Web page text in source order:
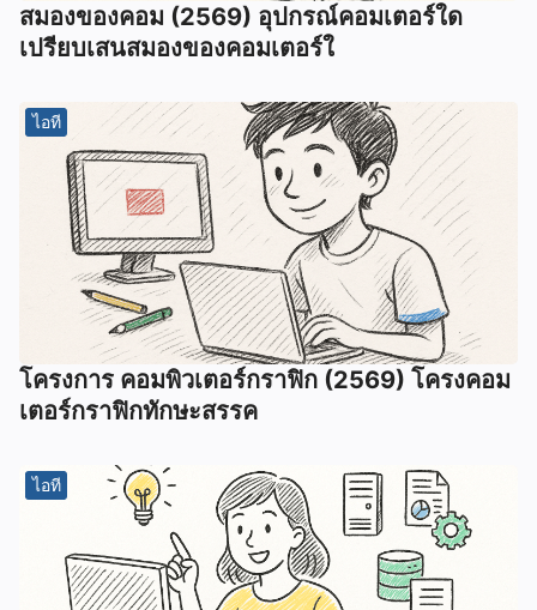
สมองของคอม (2569) อุปกรณ์คอมเตอร์ใด
เปรียบเสนสมองของคอมเตอร์ใ
ไอที
โครงการ คอมพิวเตอร์กราฟิก (2569) โครงคอม
เตอร์กราฟิกทักษะสรรค
ไอที